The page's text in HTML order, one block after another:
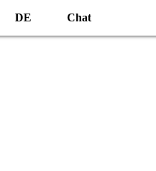
DE Chat